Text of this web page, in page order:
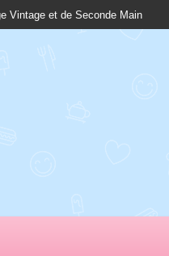
Vintage et de Seconde Main